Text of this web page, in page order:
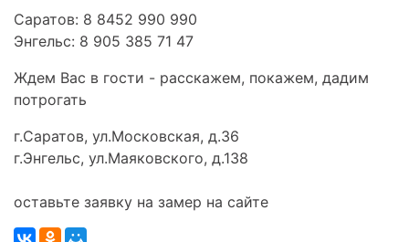
Саратов: 8 8452 990 990
Энгельс: 8 905 385 71 47
Ждем Вас в гости - расскажем, покажем, дадим
потрогать
г.Саратов, ул.Московская, д.36
г.Энгельс, ул.Маяковского, д.138
оставьте заявку на замер на сайте